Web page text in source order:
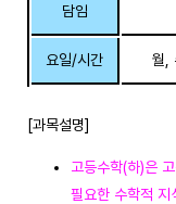
담임
요일/시간 월,
[과목설명]
고등수학(하)은
필요한 수학적 지